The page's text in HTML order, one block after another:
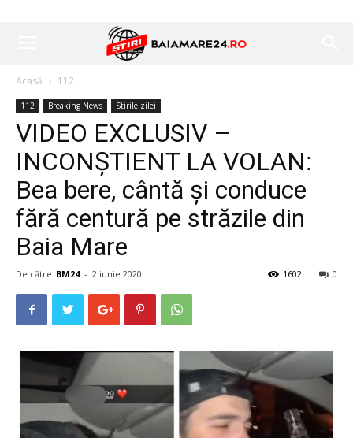
Acasă 112
112 Breaking News Stirile zilei
VIDEO EXCLUSIV –
INCONȘTIENT LA VOLAN:
Bea bere, cântă și conduce
fără centură pe străzile din
Baia Mare
De către BM24 - 2 iunie 2020 0
1602